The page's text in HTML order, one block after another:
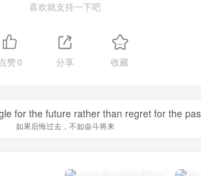
喜欢就支持一下吧
点赞0 分享 收藏
for the future rather than regret for the
如果后悔过去，不如奋斗将来